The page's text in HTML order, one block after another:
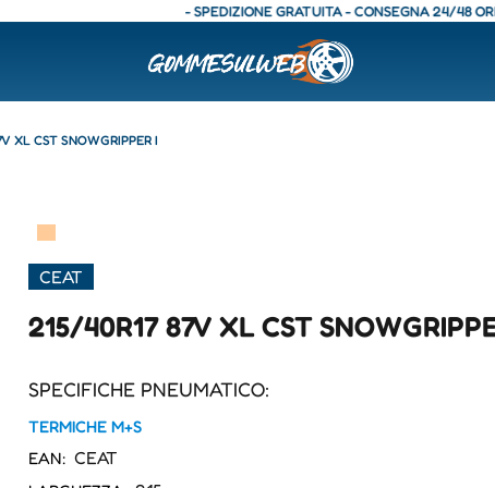
- SPEDIZIONE GRATUITA - CONSEGNA 24/48 ORE -
XL CST SNOWGRIPPER I
▀
CEAT
215/40R17 87V XL CST
SPECIFICHE PNEUMATICO:
TERMICHE M+S
EAN: CEAT